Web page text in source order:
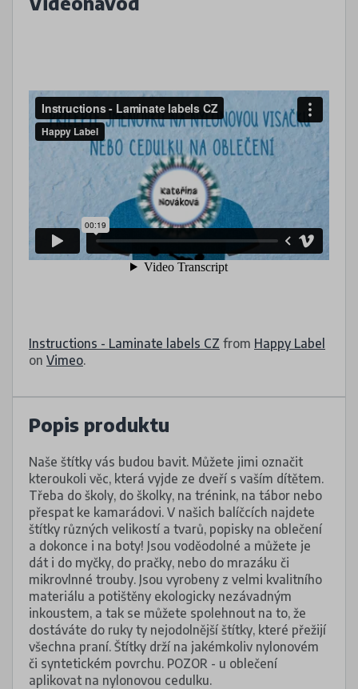
Instructions - Laminate labels CZ from Happy Label
on Vimeo.
Popis produktu
Naše štítky vás budou bavit. Můžete jimi označit
kteroukoli věc, která vyjde ze dveří s vaším dítětem.
Třeba do školy, do školky, na trénink, na tábor nebo
přespat ke kamarádovi. V našich balíčcích najdete
štítky různých velikostí a tvarů, popisky na oblečení
a dokonce i na boty! Jsou voděodolné a můžete je
dát i do myčky, do pračky, nebo do mrazáku či
mikrovlnné trouby. Jsou vyrobeny z velmi kvalitního
materiálu a potištěny ekologicky nezávadným
inkoustem, a tak se můžete spolehnout na to, že
dostáváte do ruky ty nejodolnější štítky, které přežijí
všechna praní. Štítky drží na jakémkoliv nylonovém
či syntetickém povrchu. POZOR - u oblečení
aplikovat na nylonovou cedulku.